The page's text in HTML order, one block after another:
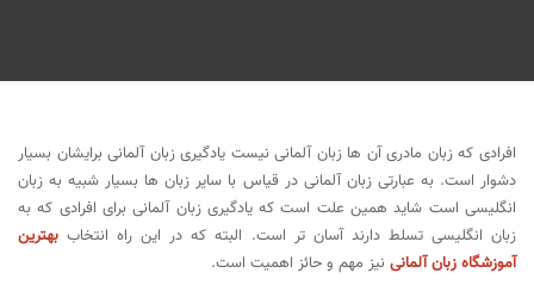
افرادی که زبان مادری آن ها زبان آلمانی نیست یادگیری زبان آلمانی برایشان بسیار
دشوار است. به عبارتی زبان آلمانی در قیاس با سایر زبان ها بسیار شبیه به زبان
انگلیسی است شاید همین علت است که یادگیری زبان آلمانی برای افرادی که به
زبان انگلیسی تسلط دارند آسان تر است. البته که در این راه انتخاب بهترین
آموزشگاه زبان آلمانی نیز مهم و حائز اهمیت است.